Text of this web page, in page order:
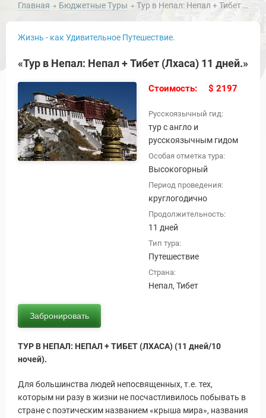
Главная Бюджетные Туры Тур в Непал: Непал + Тибет (Лхаса) 11 дней.
Жизнь - как Удивительное Путешествие.
«Тур в Непал: Непал + Тибет (Лхаса) 11 дней.»
Стоимость: $ 2197
Русскоязычный гид:
тур с англо и
русскоязычным гидом
Особая отметка тура:
Высокогорный
Период проведения:
круглогодично
Продолжительность:
11 дней
Тип тура:
Путешествие
Страна:
Непал, Тибет
Забронировать
ТУР В НЕПАЛ: НЕПАЛ + ТИБЕТ (ЛХАСА) (11 дней/10
ночей).
Для большинства людей непосвященных, т.е. тех,
которым ни разу в жизни не посчастливилось побывать в
стране с поэтическим названием «крыша мира», названия